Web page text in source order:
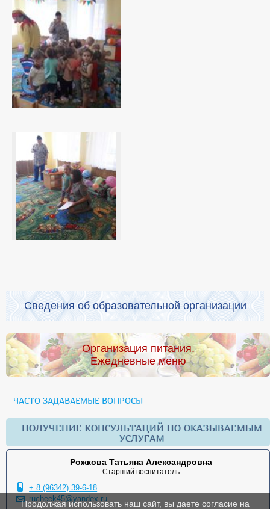
Сведения об образовательной организации
Организация питания.
Ежедневные меню
ЧАСТО ЗАДАВАЕМЫЕ ВОПРОСЫ
ПОЛУЧЕНИЕ КОНСУЛЬТАЦИЙ ПО ОКАЗЫВАЕМЫМ
УСЛУГАМ
Рожкова Татьяна Александровна
Старший воспитатель
+ 8 (96342) 39-6-18
rucheek45@yandex.ru
Продолжая использовать наш сайт, вы даете согласие на